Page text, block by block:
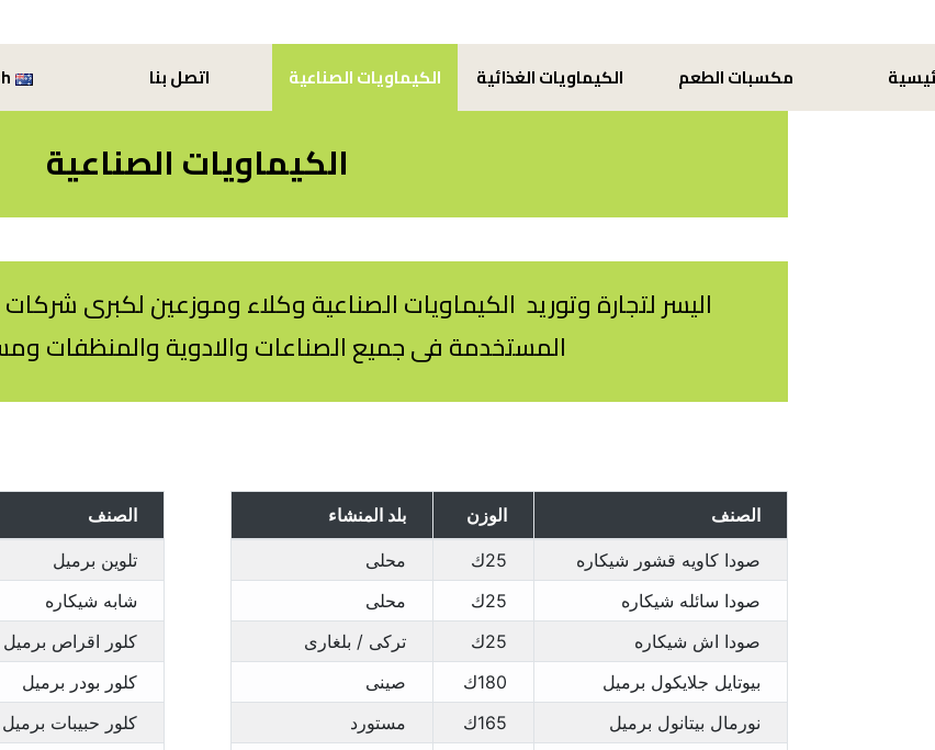
مكسبات الطعم الكيماويات الغذائية الكيماويات الصناعية اتصل بنا
الكيماويات الصناعية
اليسر لتجارة وتوريد الكيماويات الصناعية وكلاء وموزعين لكبرى
المستخدمة فى جميع الصناعات والادوية والمنظفات
الصنف
تلوين برميل
شابه شيكاره
كلور اقراص برميل
كلور بودر برميل
كلور حبيبات برميل
الصنف الوزن بلد المنشاء
صودا كاويه قشور شيكاره 25ك
محلى
صودا سائله شيكاره
25ك
محلى
صودا اش شيكاره
25ك
تركى / بلغارى
بيوتايل جلايكول برميل
180ك
صينى
نورمال بيتانول برميل
165ك
مستورد